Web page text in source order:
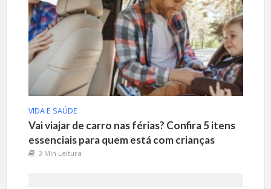
VIDA E SAÚDE
Vai viajar de carro nas férias? Confira 5 itens
essenciais para quem está com crianças
3 Min Leitura